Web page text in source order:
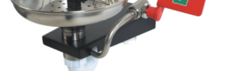
protección y
durabilidad
Activación
sencilla de la